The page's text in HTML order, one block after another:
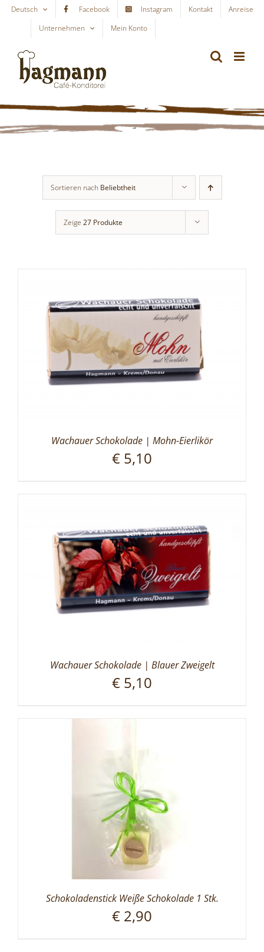
Skip
content
Deutsch Facebook Instagram Kontakt
Anreise
Unternehmen
Mein Konto
Sortieren nach Beliebtheit
Zeige 27 Produkte
Wachauer Schokolade | Mohn-Eierlikör
€ 5,10
Wachauer Schokolade | Blauer Zweigelt
€ 5,10
Schokoladenstick Weiße Schokolade 1 Stk.
€ 2,90